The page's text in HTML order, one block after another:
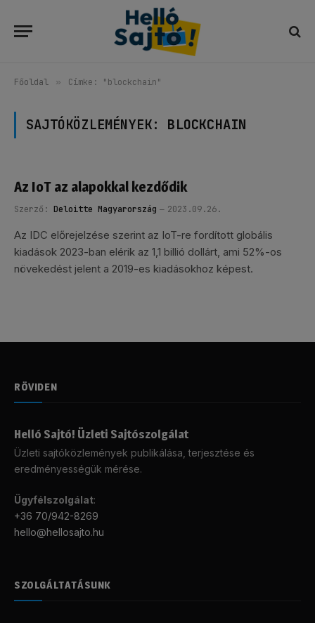
Főoldal » Címke: "blockchain"
SAJTÓKÖZLEMÉNYEK: BLOCKCHAIN
Az IoT az alapokkal kezdődik
Szerző: Deloitte Magyarország 2023.09.26.
Az IDC előrejelzése szerint az IoT-re fordított globális
kiadások 2023-ban elérik az 1,1 billió dollárt, ami 52%-os
növekedést jelent a 2019-es kiadásokhoz képest.
RÖVIDEN
Helló Sajtó! Üzleti Sajtószolgálat
Üzleti sajtóközlemények publikálása, terjesztése és
eredményességük mérése.
Ügyfélszolgálat:
+36 70/942-8269
hello@hellosajto.hu
SZOLGÁLTATÁSUNK